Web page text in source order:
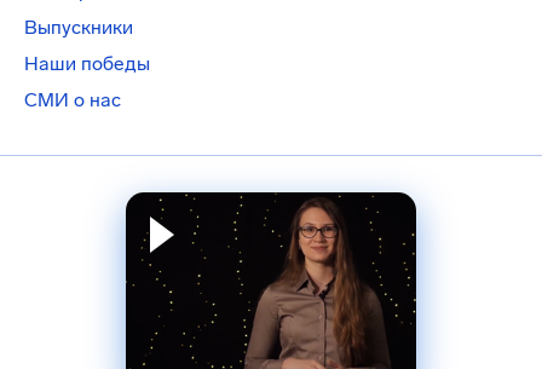
Выпускники
Наши победы
СМИ о нас